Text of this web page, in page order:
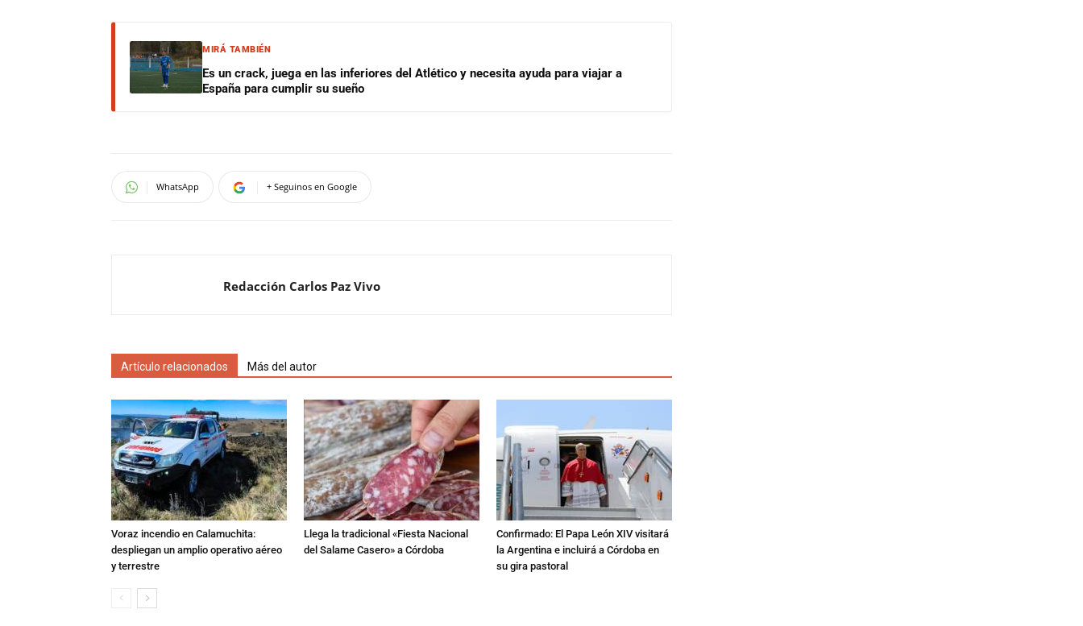
MIRÁ TAMBIÉN
Es un crack, juega en las inferiores del Atlético y necesita ayuda para viajar a
España para cumplir su sueño
WhatsApp + Seguinos en Google
Redacción Carlos Paz Vivo
Artículo relacionados Más del autor
Voraz incendio en Calamuchita:
despliegan un amplio operativo aéreo
y terrestre
Llega la tradicional «Fiesta Nacional
del Salame Casero» a Córdoba
Confirmado: El Papa León XIV visitará
la Argentina e incluirá a Córdoba en
su gira pastoral